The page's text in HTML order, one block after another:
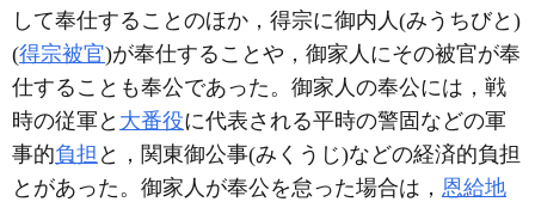
して奉仕することのほか，得宗に御内人(みうちびと)
(得宗被官)が奉仕することや，御家人にその被官が奉
仕することも奉公であった。御家人の奉公には，戦
時の従軍と 大番役に代表される平時の警固などの軍
事的負担 と，関東御公事(みくうじ)などの経済的負担
とがあった。御家人が奉公を怠った場合は， 恩給地